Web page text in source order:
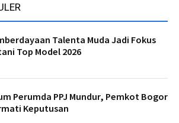
Talenta Muda Jadi Fokus
Top Model 2026
Perumda PPJ Mundur, Pemkot Bogor
Keputusan